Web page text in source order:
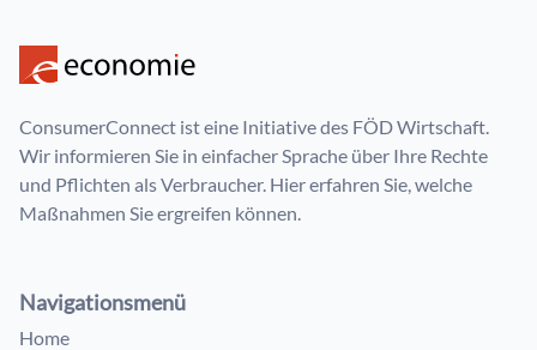
ConsumerConnect ist eine Initiative des FÖD Wirtschaft.
Wir informieren Sie in einfacher Sprache über Ihre Rechte
und Pflichten als Verbraucher. Hier erfahren Sie, welche
Maßnahmen Sie ergreifen können.
Navigationsmenü
Home